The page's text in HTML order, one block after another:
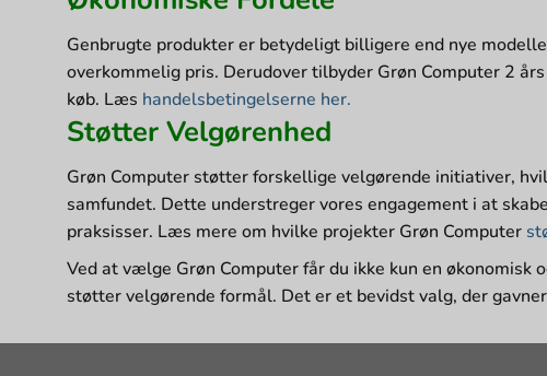
Genbrugte produkter er betydeligt billigere end nye
overkommelig pris. Derudover tilbyder Grøn Computer 2
køb​. Læs handelsbetingelserne her.
Støtter Velgørenhed
Grøn Computer støtter forskellige velgørende initiativer,
samfundet. Dette understreger vores engagement i at
praksisser​. Læs mere om hvilke projekter Grøn Computer
Ved at vælge Grøn Computer får du ikke kun en
støtter velgørende formål. Det er et bevidst valg, der